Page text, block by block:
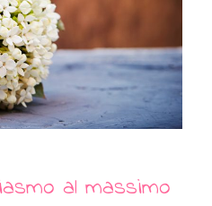
al massimo